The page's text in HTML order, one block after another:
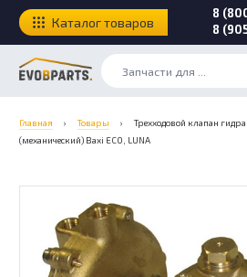
8
8
Каталог товаров
Главная › Товары ›
Трехходовой клапан
(механический) Baxi ECO, LUNA